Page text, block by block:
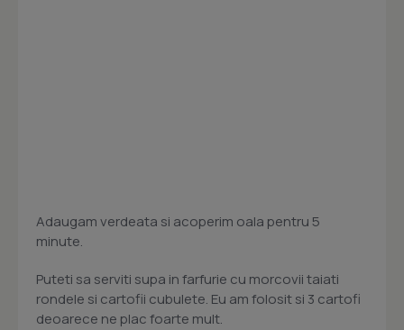
Adaugam verdeata si acoperim oala pentru 5
minute.
Puteti sa serviti supa in farfurie cu morcovii taiati
rondele si cartofii cubulete. Eu am folosit si 3 cartofi
deoarece ne plac foarte mult.